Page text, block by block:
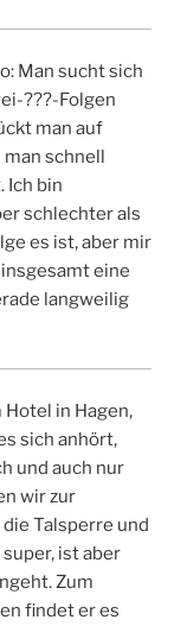
Man sucht sich
???-Folgen
man auf
schnell
Ich bin
schlechter als
es ist, aber mir
eine
langweilig
in Hagen,
sich anhört,
und auch nur
wir zur
Talsperre und
super, ist aber
Zum
findet er es